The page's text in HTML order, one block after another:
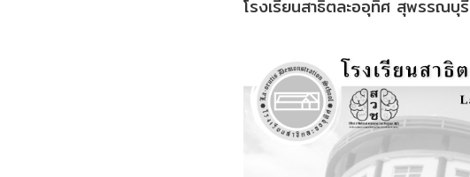
โรงเรียนสาธิตละออุทิศ สุพรรณบุรี